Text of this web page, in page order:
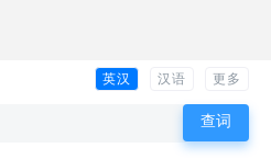
英汉 汉语 更多